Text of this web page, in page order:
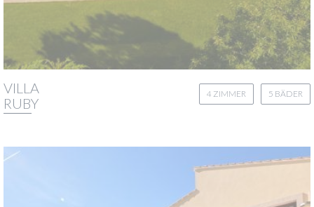
VILLA
RUBY
5 BÄDER
4 ZIMMER